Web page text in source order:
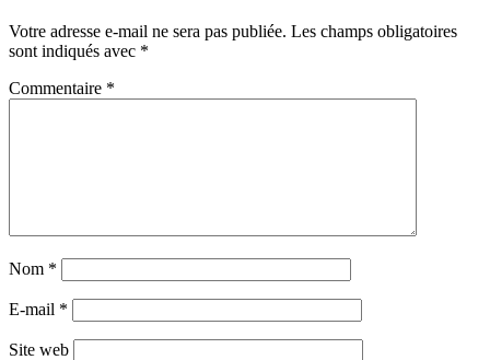
Votre adresse e-mail ne sera pas publiée. Les champs obligatoires
sont indiqués avec *
Commentaire *
Nom *
E-mail *
Site web